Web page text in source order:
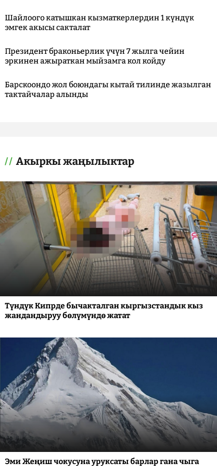
Шайлоого катышкан кызматкерлердин 1 күндүк
эмгек акысы сакталат
Президент браконьерлик үчүн 7 жылга чейин
эркинен ажыраткан мыйзамга кол койду
Барскоондо жол боюндагы кытай тилинде жазылган
тактайчалар алынды
Акыркы жаңылыктар
Түндүк Кипрде бычакталган кыргызстандык кыз
жандандыруу бөлүмүндө жатат
Эми Жеңиш чокусуна уруксаты барлар гана чыга